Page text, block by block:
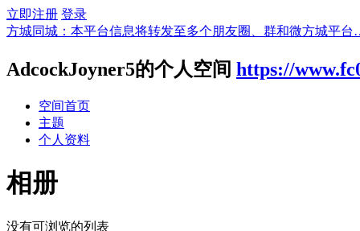
立即注册 登录
方城同城：本平台信息将转发至多个朋友圈、群和微方城平
AdcockJoyner5的个人空间 https://
空间首页
主题
个人资料
相册
没有可浏览的列表